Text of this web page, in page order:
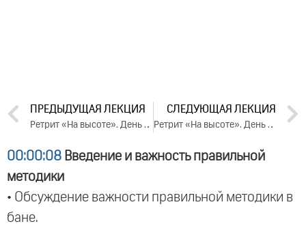
ПРЕДЫДУЩАЯ ЛЕКЦИЯ
Ретрит «На высоте». День 1. Часть 2 (2024)
СЛЕДУЮЩАЯ ЛЕКЦИЯ
Ретрит «На высоте». День 3. Часть 1 (2024)
00:00:08 Введение и важность правильной
методики
• Обсуждение важности правильной методики в
бане.